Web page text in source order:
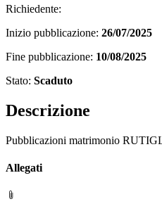
Richiedente:
Inizio pubblicazione: 26/07/2025
Fine pubblicazione: 10/08/2025
Stato: Scaduto
Descrizione
Pubblicazioni matrimonio
Allegati